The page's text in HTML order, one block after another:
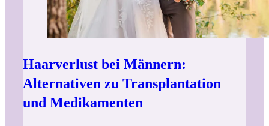
Haarverlust bei Männern:
Alternativen zu Transplantation
und Medikamenten